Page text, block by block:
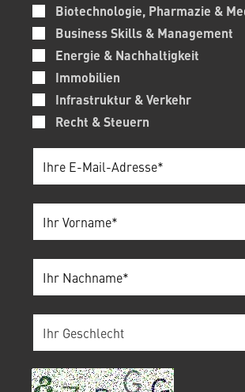
Biotechnologie, Pharmazie &
Business Skills & Management
Energie & Nachhaltigkeit
Immobilien
Infrastruktur & Verkehr
Recht & Steuern